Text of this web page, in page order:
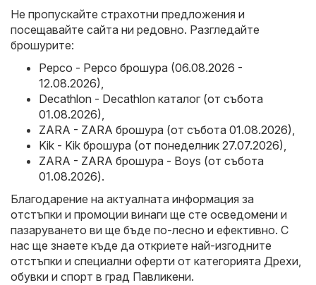
Не пропускайте страхотни предложения и
посещавайте сайта ни редовно. Разгледайте
брошурите:
Pepco - Pepco брошура (06.08.2026 -
12.08.2026),
Decathlon - Decathlon каталог (от събота
01.08.2026),
ZARA - ZARA брошура (от събота 01.08.2026),
Kik - Kik брошура (от понеделник 27.07.2026),
ZARA - ZARA брошура - Boys (от събота
01.08.2026).
Благодарение на актуалната информация за
отстъпки и промоции винаги ще сте осведомени и
пазаруването ви ще бъде по-лесно и ефективно. С
нас ще знаете къде да откриете най-изгодните
отстъпки и специални оферти от категорията Дрехи,
обувки и спорт в град Павликени.